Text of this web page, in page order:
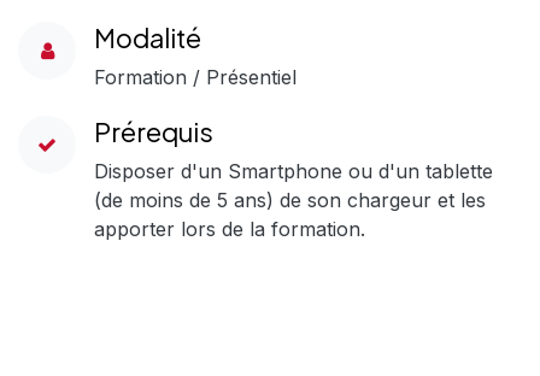
Modalité
Formation / Présentiel
Prérequis
Disposer d'un Smartphone ou d'un tablette
(de moins de 5 ans) de son chargeur et les
apporter lors de la formation.